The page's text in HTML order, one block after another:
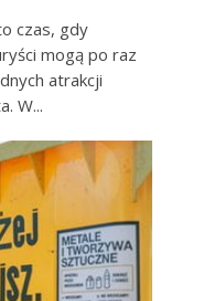
czas, gdy
mogą po raz
atrakcji
W...